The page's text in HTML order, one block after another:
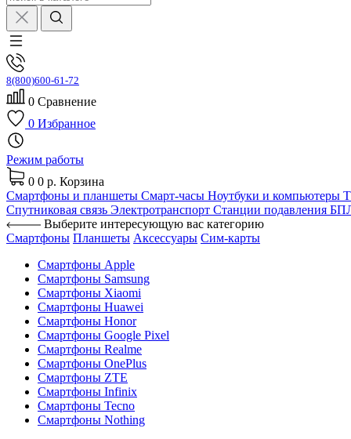
8(800)600-61-72
0 Сравнение
0 Избранное
Режим работы
0 0 р. Корзина
Смартфоны и планшеты Смарт-часы Ноутбуки и компьютеры
Спутниковая связь Электротранспорт Станции подавления
Выберите интересующую вас категорию
Смартфоны Планшеты Аксессуары Сим-карты
Смартфоны Apple
Смартфоны Samsung
Смартфоны Xiaomi
Смартфоны Huawei
Смартфоны Honor
Смартфоны Google Pixel
Смартфоны Realme
Смартфоны OnePlus
Смартфоны ZTE
Смартфоны Infinix
Смартфоны Tecno
Смартфоны Nothing